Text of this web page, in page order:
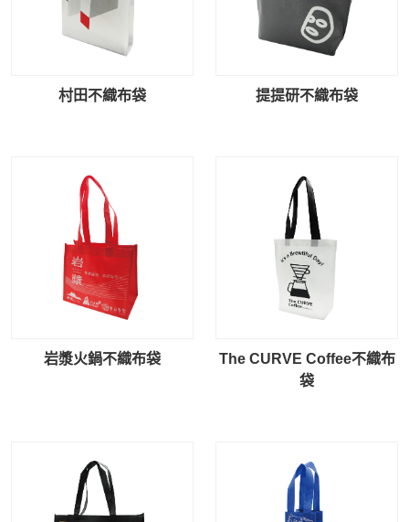
村田不織布袋 提提研不織布袋
岩漿火鍋不織布袋
The CURVE Coffee不織布
袋